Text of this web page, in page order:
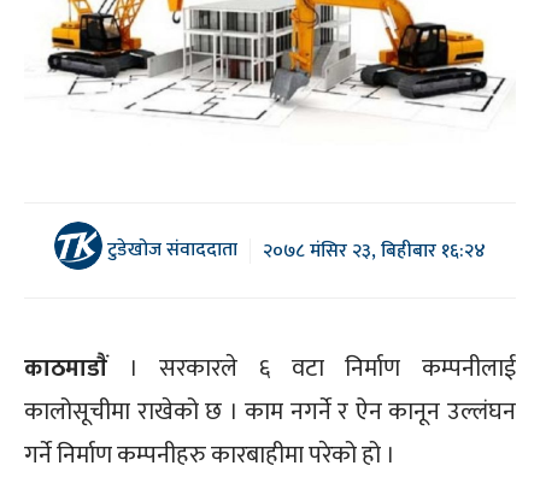
टुडेखोज संवाददाता २०७८ मंसिर २३, बिहीबार १६:२४
काठमाडाैं। सरकारले ६ वटा निर्माण कम्पनीलाई
कालोसूचीमा राखेको छ । काम नगर्ने र ऐन कानून उल्लंघन
गर्ने निर्माण कम्पनीहरु कारबाहीमा परेको हो ।